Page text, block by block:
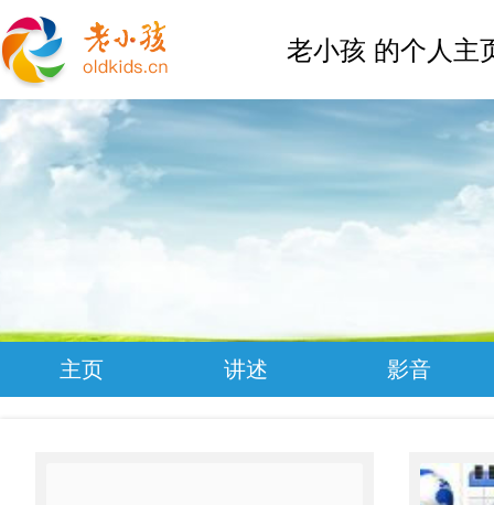
老小孩 的个人主
主页 讲述 影音